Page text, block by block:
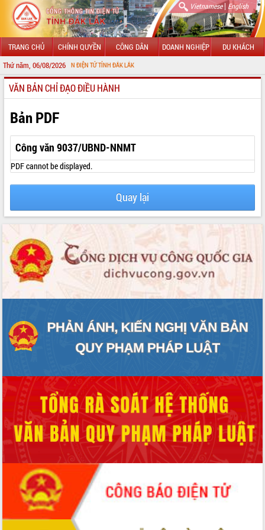
Vietnamese| English
TRANG CHỦ CHÍNH QUYỀN CÔNG DÂN DOANH NGHIỆP DU KHÁCH
Thứ năm, 06/08/2026
THÔNG TIN ĐIỆN TỬ TỈNH ĐẮK LẮK
GIỚI THIỆU
LÃNH ĐẠO UBND TỈNH
TIN TỨC SỰ KIỆN
SỞ, BAN, NGÀNH
UBND CÁC XÃ, PHƯỜNG
THÔNG TIN CHỈ ĐẠO ĐIỀU HÀNH
VĂN BẢN HĐND TỈNH
ĐIỂM TIN VĂN BẢN
VĂN BẢN CHỈ ĐẠO ĐIỀU HÀNH
Bản PDF
Công văn 9037/UBND-NNMT
PDF cannot be displayed.
Quay lại